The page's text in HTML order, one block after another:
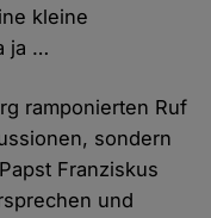
kleine
ja …
ramponierten Ruf
sondern
Franziskus
und